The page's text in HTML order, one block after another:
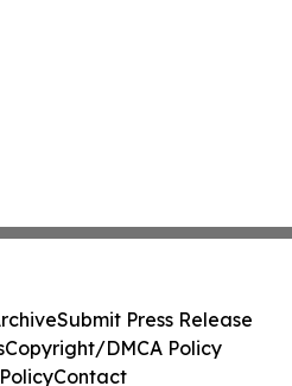
Submit Press Release
Copyright/DMCA Policy
Contact